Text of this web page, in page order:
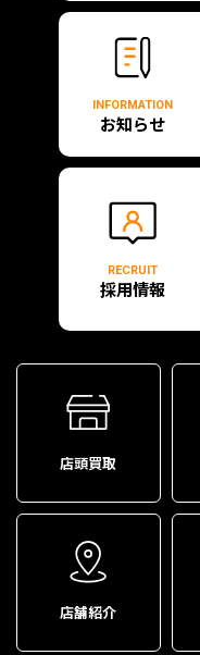
INFORMATION
お知らせ
RECRUIT
採用情報
店頭買取
店舗紹介